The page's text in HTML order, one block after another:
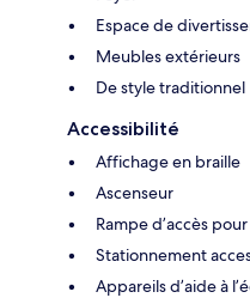
Espace de
Meubles extérieurs
De style traditionnel
Accessibilité
Affichage en braille
Ascenseur
Rampe d’accès
Stationnement
Appareils d’aide à